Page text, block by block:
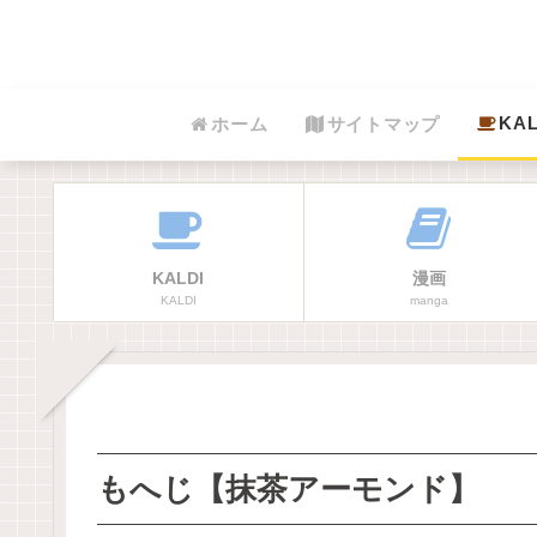
ホーム サイトマップ
KALDI
KALDI
漫画
manga
もへじ【抹茶アーモンド】